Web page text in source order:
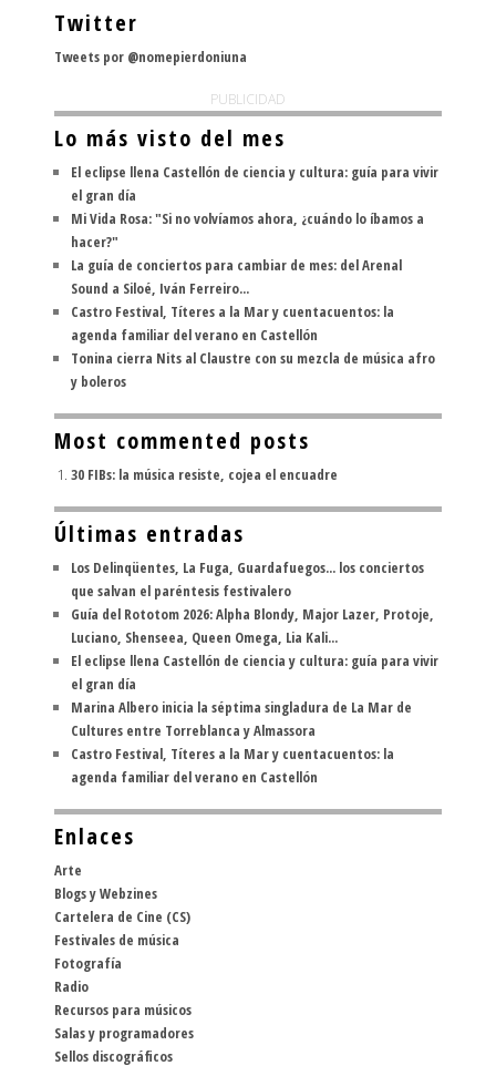
Twitter
Tweets por @nomepierdoniuna
PUBLICIDAD
Lo más visto del mes
El eclipse llena Castellón de ciencia y cultura: guía para vivir
el gran día
Mi Vida Rosa: "Si no volvíamos ahora, ¿cuándo lo íbamos a
hacer?"
La guía de conciertos para cambiar de mes: del Arenal
Sound a Siloé, Iván Ferreiro...
Castro Festival, Títeres a la Mar y cuentacuentos: la
agenda familiar del verano en Castellón
Tonina cierra Nits al Claustre con su mezcla de música afro
y boleros
Most commented posts
30 FIBs: la música resiste, cojea el encuadre
Últimas entradas
Los Delinqüentes, La Fuga, Guardafuegos... los conciertos
que salvan el paréntesis festivalero
Guía del Rototom 2026: Alpha Blondy, Major Lazer, Protoje,
Luciano, Shenseea, Queen Omega, Lia Kali...
El eclipse llena Castellón de ciencia y cultura: guía para vivir
el gran día
Marina Albero inicia la séptima singladura de La Mar de
Cultures entre Torreblanca y Almassora
Castro Festival, Títeres a la Mar y cuentacuentos: la
agenda familiar del verano en Castellón
Enlaces
Arte
Blogs y Webzines
Cartelera de Cine (CS)
Festivales de música
Fotografía
Radio
Recursos para músicos
Salas y programadores
Sellos discográficos